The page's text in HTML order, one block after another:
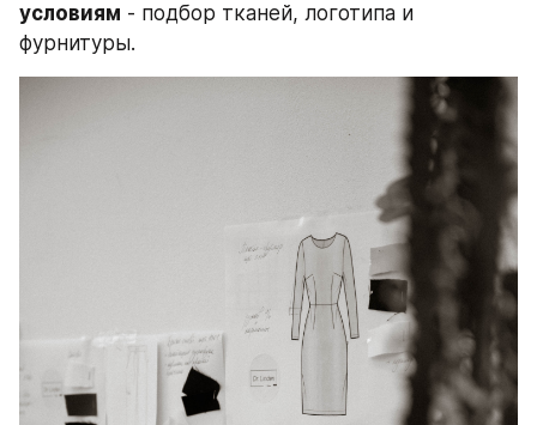
условиям - подбор тканей, логотипа и
фурнитуры.